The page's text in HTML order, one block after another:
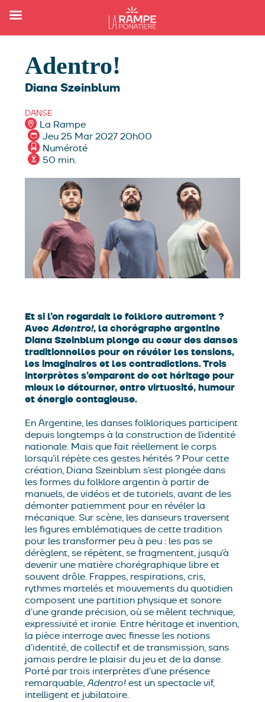
Adentro!
Diana Szeinblum
DANSE
La Rampe
Jeu 25 Mar 2027 20h00
Numéroté
50 min.
Et si l’on regardait le folklore autrement ?
AvecAdentro!, la chorégraphe argentine
Diana Szeinblum plonge au cœur des danses
traditionnelles pour en révéler les tensions,
les imaginaires et les contradictions. Trois
interprètes s’emparent de cet héritage pour
mieux le détourner, entre virtuosité, humour
et énergie contagieuse.
En Argentine, les danses folkloriques participent
depuis longtemps à la construction de l’identité
nationale. Mais que fait réellement le corps
lorsqu’il répète ces gestes hérités ? Pour cette
création, Diana Szeinblum s’est plongée dans
les formes du folklore argentin à partir de
manuels, de vidéos et de tutoriels, avant de les
démonter patiemment pour en révéler la
mécanique. Sur scène, les danseurs traversent
les figures emblématiques de cette tradition
pour les transformer peu à peu : les pas se
dérèglent, se répètent, se fragmentent, jusqu’à
devenir une matière chorégraphique libre et
souvent drôle. Frappes, respirations, cris,
rythmes martelés et mouvements du quotidien
composent une partition physique et sonore
d’une grande précision, où se mêlent technique,
expressivité et ironie. Entre héritage et invention,
la pièce interroge avec finesse les notions
d’identité, de collectif et de transmission, sans
jamais perdre le plaisir du jeu et de la danse.
Porté par trois interprètes d’une présence
remarquable,Adentro!est un spectacle vif,
intelligent et jubilatoire.